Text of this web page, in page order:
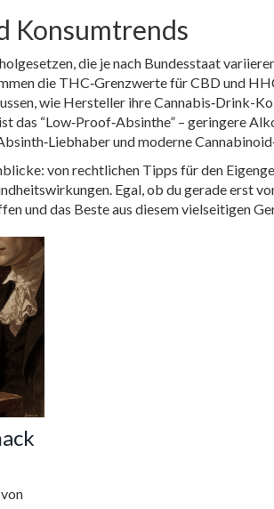
Konsumtrends
die je nach Bundesstaat
die THC‑Grenzwerte fürCBDund
wie Hersteller ihreCannabis‑Drink-
das “Low‑Proof‑Absinthe” – geringere
und moderne
von rechtlichen Tipps für den
Egal, ob du gerade erst
und das Beste aus diesem vielseitigen